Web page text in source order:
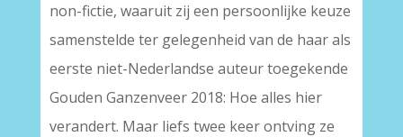
non-fictie, waaruit zij een persoonlijke keuze
samenstelde ter gelegenheid van de haar als
eerste niet-Nederlandse auteur toegekende
Gouden Ganzenveer 2018: Hoe alles hier
verandert. Maar liefs twee keer ontving ze